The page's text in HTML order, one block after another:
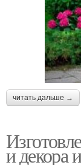
читать дальше →
и декора